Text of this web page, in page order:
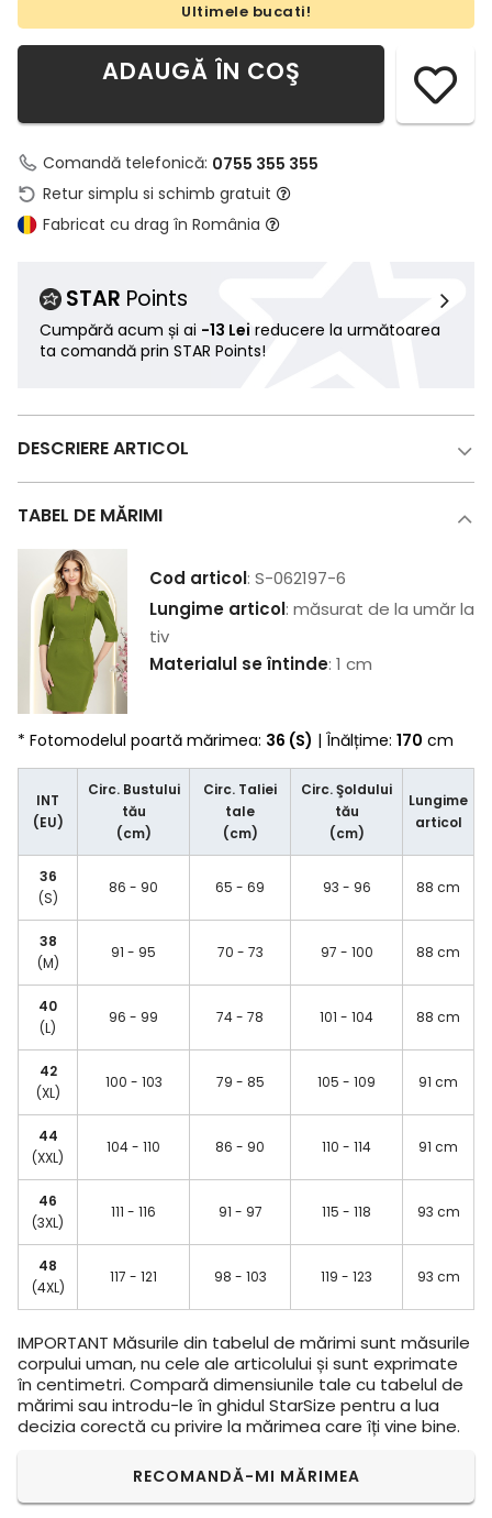
Ultimele bucati!
ADAUGĂ ÎN COŞ
Comandă telefonică: 0755 355 355
Retur simplu si schimb gratuit
Fabricat cu drag în România
STAR Points
Cumpără acum și ai -13 Lei reducere la următoarea
ta comandă prin STAR Points!
DESCRIERE ARTICOL
TABEL DE MĂRIMI
Cod articol: S-062197-6
Lungime articol: măsurat de la umăr la
tiv
Materialul se întinde: 1 cm
* Fotomodelul poartă mărimea: 36 (S) | Înălțime: 170 cm
INT
(EU)
Circ. Bustului
tău
(cm)
Circ. Taliei
tale
(cm)
Circ. Şoldului
tău
(cm)
Lungime
articol
36
(S)
86 - 90 65 - 69 93 - 96 88 cm
38
(M)
91 - 95 70 - 73 97 - 100 88 cm
40
(L)
96 - 99 74 - 78 101 - 104 88 cm
42
(XL)
100 - 103 79 - 85 105 - 109 91 cm
44
(XXL)
104 - 110 86 - 90 110 - 114 91 cm
46
(3XL)
111 - 116 91 - 97 115 - 118 93 cm
48
(4XL)
117 - 121 98 - 103 119 - 123 93 cm
IMPORTANT Măsurile din tabelul de mărimi sunt măsurile
corpului uman, nu cele ale articolului și sunt exprimate
în centimetri. Compară dimensiunile tale cu tabelul de
mărimi sau introdu-le în ghidul StarSize pentru a lua
decizia corectă cu privire la mărimea care îți vine bine.
RECOMANDĂ-MI MĂRIMEA